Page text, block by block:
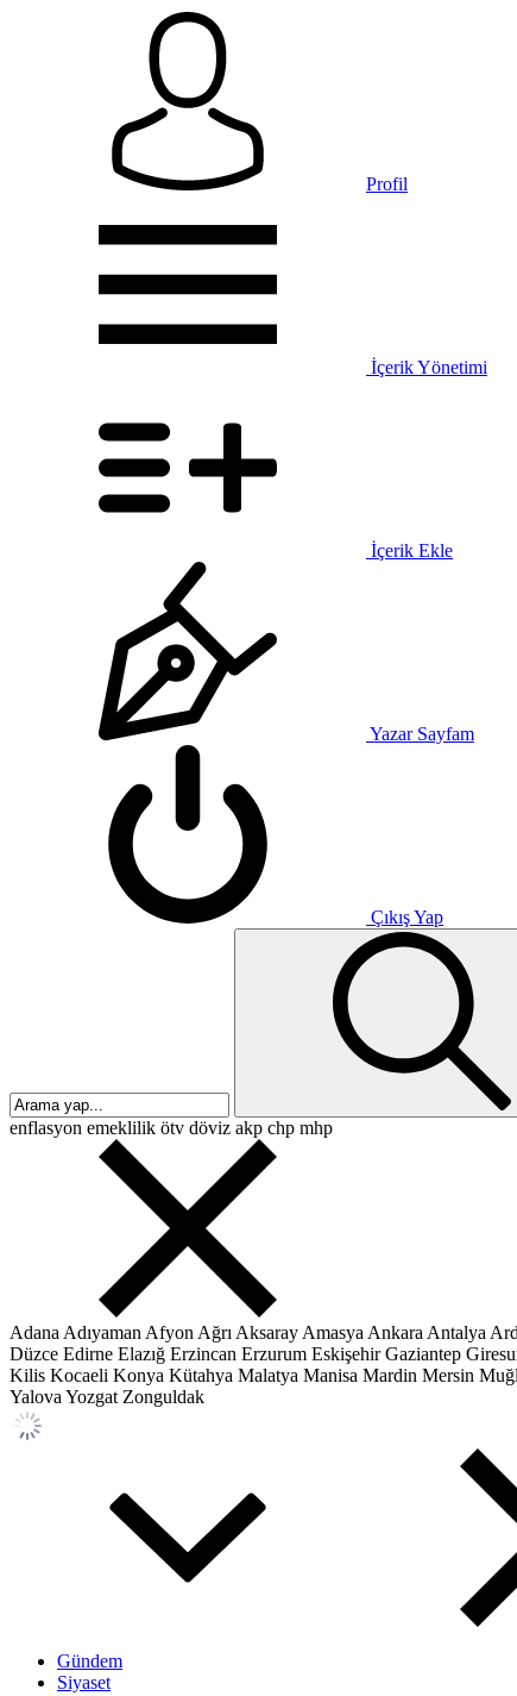
Profil
İçerik Yönetimi
İçerik Ekle
Yazar Sayfam
Çıkış Yap
enflasyon emeklilik ötv döviz akp chp mhp
Adana Adıyaman Afyon Ağrı Aksaray Amasya Ankara Antalya
Düzce Edirne Elazığ Erzincan Erzurum Eskişehir Gaziantep
Kilis Kocaeli Konya Kütahya Malatya Manisa Mardin Mersin
Yalova Yozgat Zonguldak
Gündem
Siyaset